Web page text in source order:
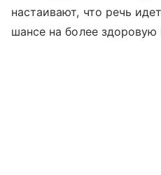
настаивают, что речь
шансе на более здоровую